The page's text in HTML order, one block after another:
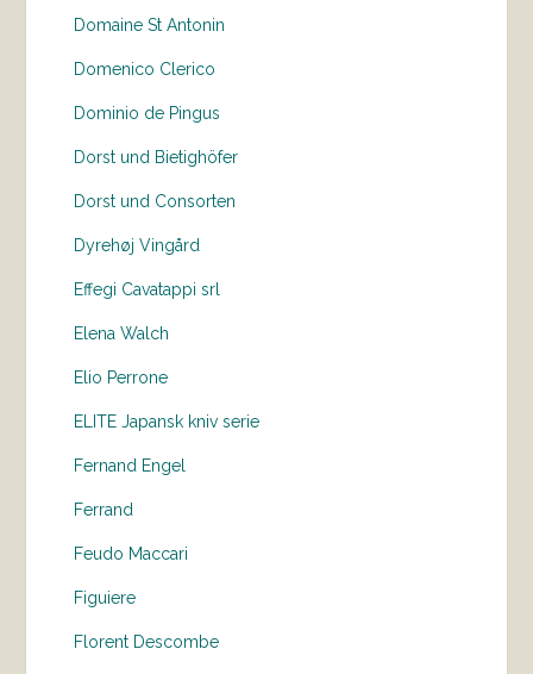
Domaine St Antonin
Domenico Clerico
Dominio de Pingus
Dorst und Bietighöfer
Dorst und Consorten
Dyrehøj Vingård
Effegi Cavatappi srl
Elena Walch
Elio Perrone
ELITE Japansk kniv serie
Fernand Engel
Ferrand
Feudo Maccari
Figuiere
Florent Descombe